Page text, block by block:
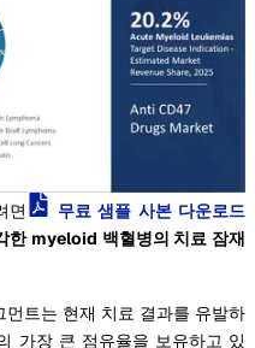
면
무료 샘플 사본 다운로드
한 myeloid 백혈병의 치료 잠재
트는 현재 치료 결과를 유발하
가장 큰 점유율을 보유하고 있